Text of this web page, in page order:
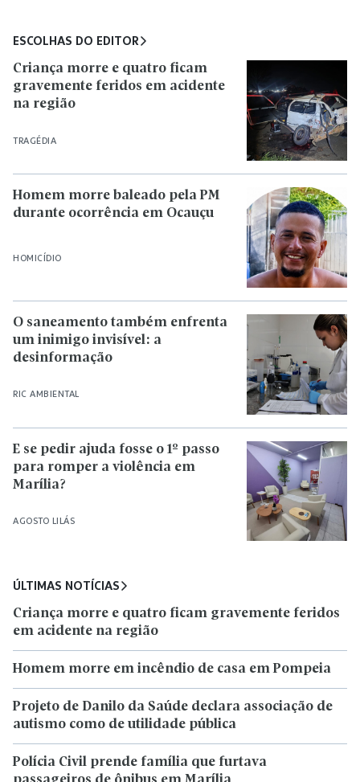
ESCOLHAS DO EDITOR
TRAGÉDIA
Criança morre e quatro ficam
gravemente feridos em acidente
na região
HOMICÍDIO
Homem morre baleado pela PM
durante ocorrência em Ocauçu
RIC AMBIENTAL
O saneamento também enfrenta
um inimigo invisível: a
desinformação
AGOSTO LILÁS
E se pedir ajuda fosse o 1º passo
para romper a violência em
Marília?
ÚLTIMAS NOTÍCIAS
Criança morre e quatro ficam gravemente feridos
em acidente na região
Homem morre em incêndio de casa em Pompeia
Projeto de Danilo da Saúde declara associação de
autismo como de utilidade pública
Polícia Civil prende família que furtava